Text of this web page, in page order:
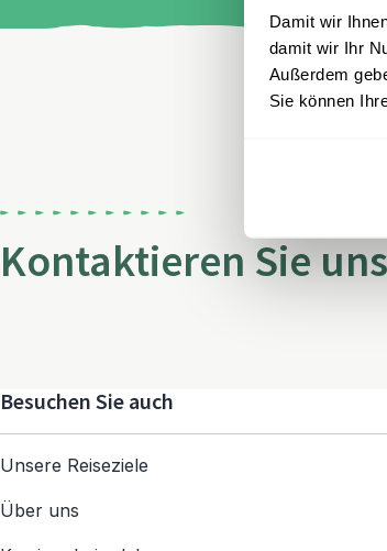
Damit wir
damit wir Ihr
Außerdem
Sie können
Kontaktieren Sie uns
Besuchen Sie auch
Unsere Reiseziele
Über uns